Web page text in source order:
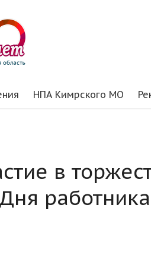
НПА Кимрского МО
в
работника